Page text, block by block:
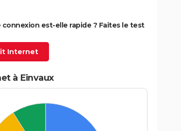
est-elle rapide ? Faites le test
Internet
à Einvaux